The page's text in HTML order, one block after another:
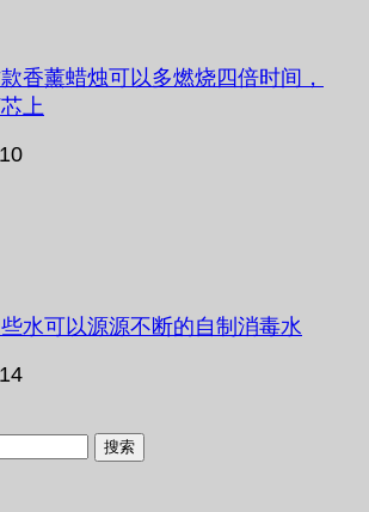
香薰蜡烛可以多燃烧四倍时间，
上
水可以源源不断的自制消毒水